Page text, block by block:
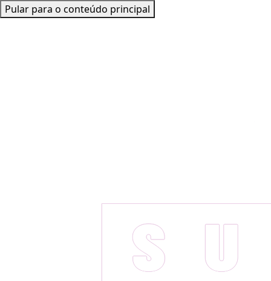
Pular para o conteúdo principal